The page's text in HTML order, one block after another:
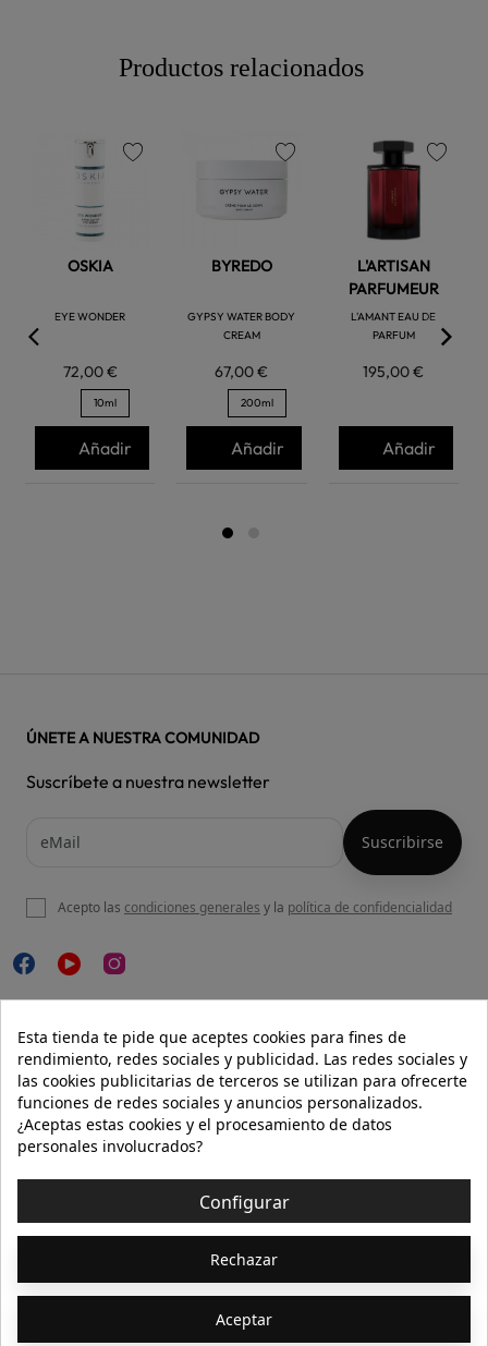
Productos relacionados
OSKIA
EYE WONDER
72,00 €
10ml
Añadir
BYREDO
GYPSY WATER BODY
CREAM
67,00 €
favorite
200ml
Añadir
L'ARTISAN
PARFUMEUR
L'AMANT EAU DE
PARFUM
195,00 €
Añadir
NUESTRA WEB
AYUDA
INFORMACIÓN 
ÚNETE A NUESTRA COMUNIDAD
Suscríbete a nuestra newsletter
Acepto las condiciones generales y la política de confidencialidad
Esta tienda te pide que aceptes cookies para fines de
rendimiento, redes sociales y publicidad. Las redes sociales y
las cookies publicitarias de terceros se utilizan para ofrecerte
funciones de redes sociales y anuncios personalizados.
¿Aceptas estas cookies y el procesamiento de datos
personales involucrados?
Configurar
Rechazar
Aceptar